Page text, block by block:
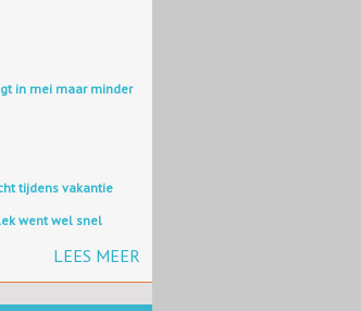
in mei maar minder
tijdens vakantie
went wel snel
LEES MEER